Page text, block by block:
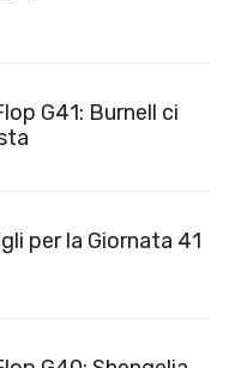
G41: Burnell ci
per la Giornata 41